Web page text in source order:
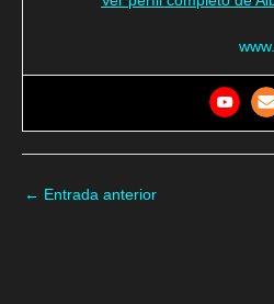
← Entrada anterior